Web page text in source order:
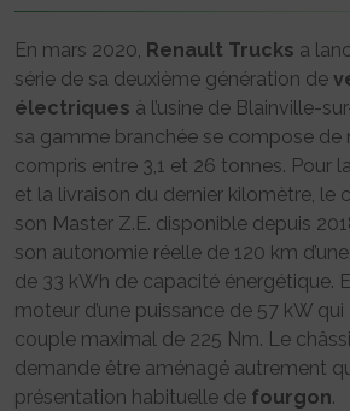
En mars 2020, Renault Trucks a
série de sa deuxième génération de
électriques à l’usine de Blainville-
sa gamme branchée se compose de
compris entre 3,1 et 26 tonnes. Pour
et la livraison du dernier kilomètre, le
son Master Z.E. disponible depuis
son autonomie réelle de 120 km
de 33 kWh de capacité énergétique.
moteur d’une puissance de 57 kW
couple maximal de 225 Nm. Le
demande être aménagé autrement
présentation habituelle de fourgon.